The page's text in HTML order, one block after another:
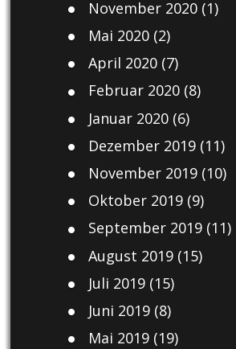
November 2020(1)
Mai 2020(2)
April 2020(7)
Februar 2020(8)
Januar 2020(6)
Dezember 2019(11)
November 2019(10)
Oktober 2019(9)
September 2019(11)
August 2019(15)
Juli 2019(15)
Juni 2019(8)
Mai 2019(19)